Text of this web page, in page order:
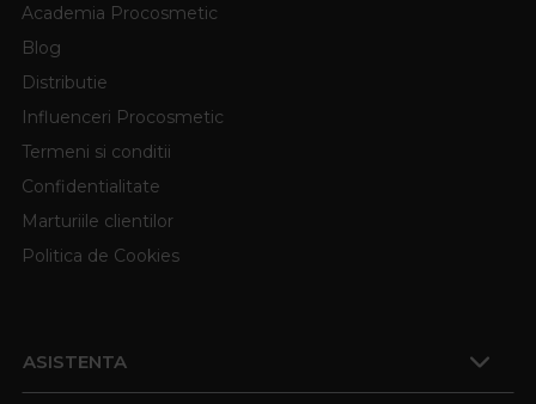
Academia Procosmetic
Blog
Distributie
Influenceri Procosmetic
Termeni si conditii
Confidentialitate
Marturiile clientilor
Politica de Cookies
ASISTENTA